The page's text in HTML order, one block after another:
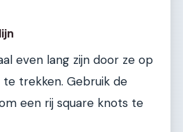
even lang zijn door ze op
trekken. Gebruik de
een rij square knots te